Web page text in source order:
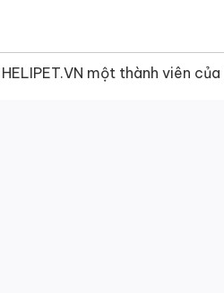
HELIPET.VN một thành viên của